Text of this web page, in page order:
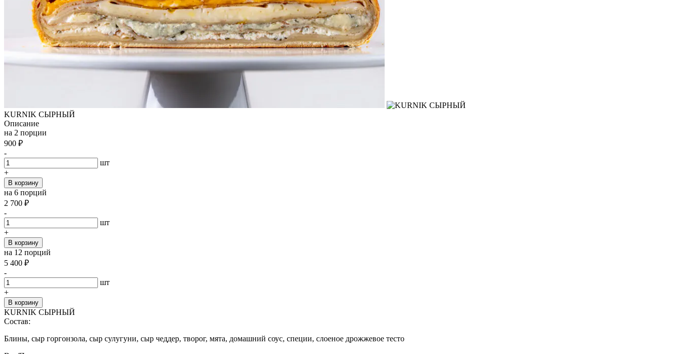
KURNIK СЫРНЫЙ
Описание
на 2 порции
900 ₽
-
шт
+
В корзину
на 6 порций
2 700 ₽
-
шт
+
В корзину
на 12 порций
5 400 ₽
-
шт
+
В корзину
KURNIK СЫРНЫЙ
Состав:
Блины, сыр горгонзола, сыр сулугуни, сыр чеддер, творог, мята, домашний соус, специи, слоеное дрожжевое тесто